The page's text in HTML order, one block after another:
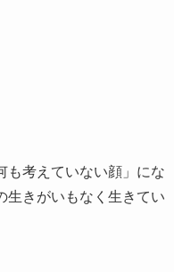
も考えていない顔」にな
生きがいもなく生きてい